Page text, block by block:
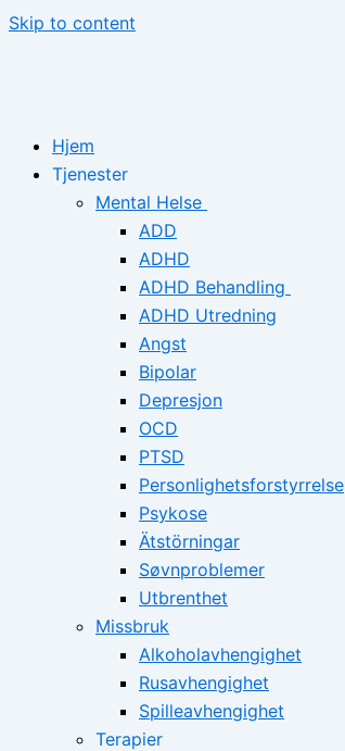
Skip to content
Hjem
Tjenester
Mental Helse
ADD
ADHD
ADHD Behandling
ADHD Utredning
Angst
Bipolar
Depresjon
OCD
PTSD
Personlighetsforstyrrelse
Psykose
Ätstörningar
Søvnproblemer
Utbrenthet
Missbruk
Alkoholavhengighet
Rusavhengighet
Spilleavhengighet
Terapier